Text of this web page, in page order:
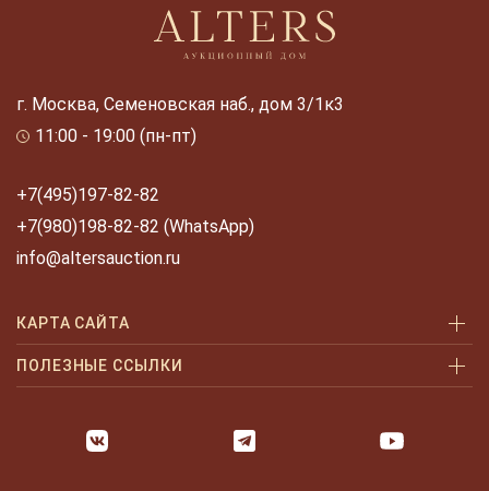
г. Москва, Семеновская наб., дом 3/1к3
11:00 - 19:00 (пн-пт)
+7(495)197-82-82
+7(980)198-82-82 (WhatsApp)
info@altersauction.ru
КАРТА САЙТА
Аукционы
Как продать
ПОЛЕЗНЫЕ ССЫЛКИ
Оплата и доставка